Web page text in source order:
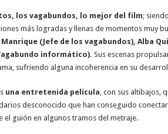
los vagabundos, lo mejor del film;
más logradas y llenas de momentos muy
(Jefe de los vagabundos), Alba
informático). Sus escenas
sufriendo alguna incoherencia en su
una entretenida película, con sus altibajos,
desconocido que han conseguido
el guión en algunos tramos del metraje.